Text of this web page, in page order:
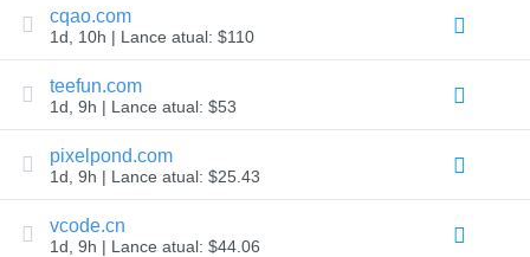
de
Domínio
AI
Busca
de
Domínios
em
Massa
Busca
de
IDNs
Busca
Avançada
cqao.com
1d, 10h | Lance atual: $110
teefun.com
1d, 9h | Lance atual: $53
pixelpond.com
1d, 9h | Lance atual: $25.43
vcode.cn
1d, 9h | Lance atual: $44.06